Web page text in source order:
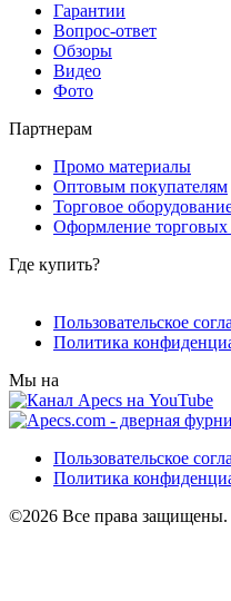
Гарантии
Вопрос-ответ
Обзоры
Видео
Фото
Партнерам
Промо материалы
Оптовым покупателям
Торговое
Оформление торговых
Где купить?
Пользовательское
Политика
Мы на
Пользовательское
Политика
©2026 Все права